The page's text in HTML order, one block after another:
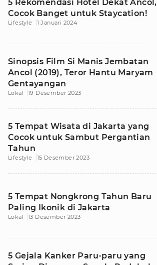
5 Rekomendasi Hotel Dekat Ancol,
Cocok Banget untuk Staycation!
Lifestyle 1 Januari 2024
Sinopsis Film Si Manis Jembatan
Ancol (2019), Teror Hantu Maryam
Gentayangan
Lokal 19 Desember 2023
5 Tempat Wisata di Jakarta yang
Cocok untuk Sambut Pergantian
Tahun
Lifestyle 15 Desember 2023
5 Tempat Nongkrong Tahun Baru
Paling Ikonik di Jakarta
Lokal 13 Desember 2023
5 Gejala Kanker Paru-paru yang